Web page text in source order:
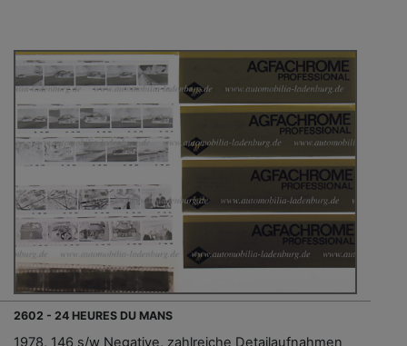
2602 - 24 HEURES DU MANS
1978, 146 s/w Negative, zahlreiche Detailaufnahmen